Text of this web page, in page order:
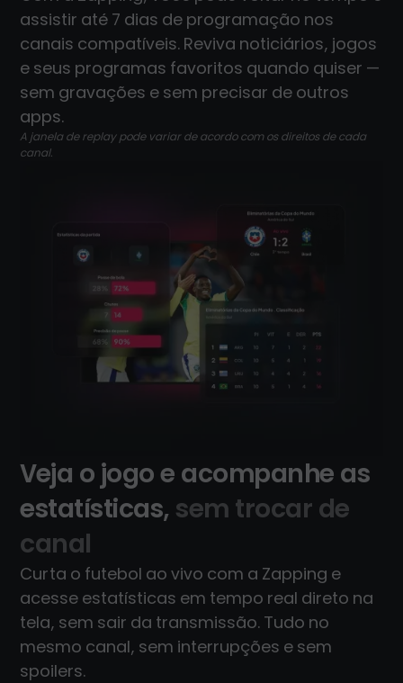
assistir até 7 dias de programação nos
canais compatíveis. Reviva noticiários, jogos
e seus programas favoritos quando quiser —
sem gravações e sem precisar de outros
apps.
A janela de replay pode variar de acordo com os direitos de cada
canal.
Veja o jogo e acompanhe as
estatísticas, sem trocar de
canal
Curta o futebol ao vivo com a Zapping e
acesse estatísticas em tempo real direto na
tela, sem sair da transmissão. Tudo no
mesmo canal, sem interrupções e sem
spoilers.